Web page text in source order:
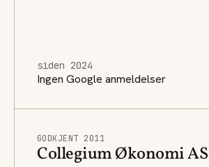
siden 2024
Ingen Google anmeldelser
GODKJENT 2011
Collegium Økonomi AS